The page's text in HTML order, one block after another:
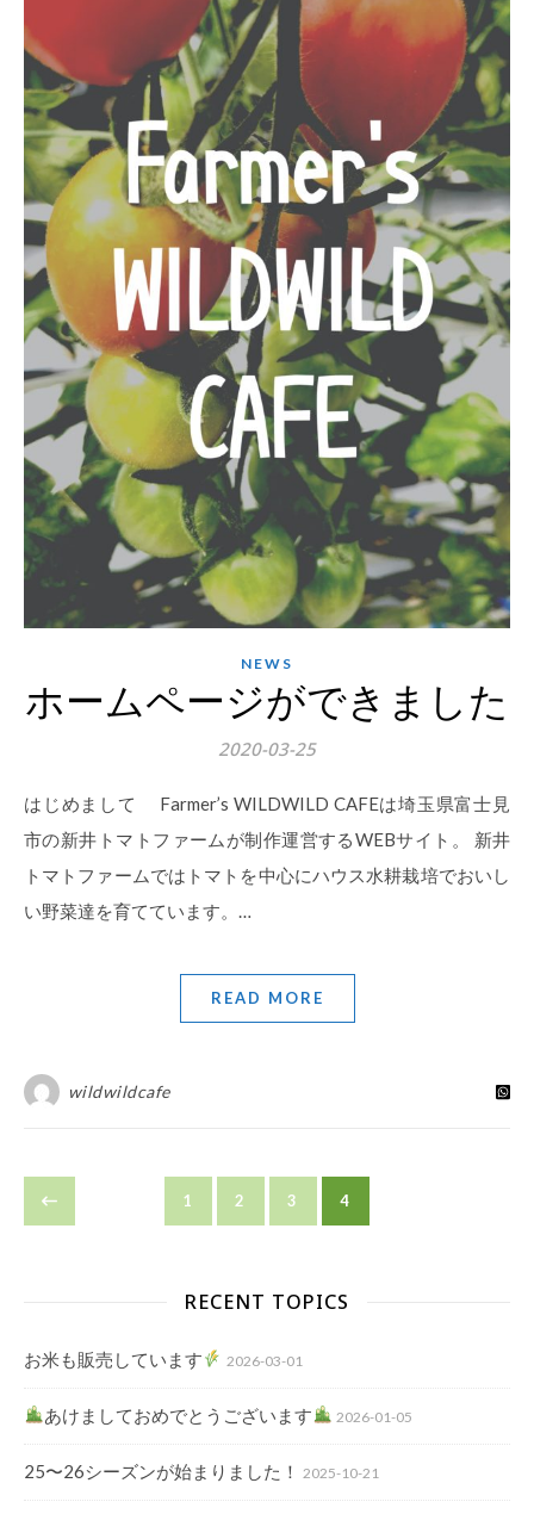
NEWS
ホームページができました
2020-03-25
はじめまして Farmer’s WILDWILD CAFEは埼玉県富士見
市の新井トマトファームが制作運営するWEBサイト。 新井
トマトファームではトマトを中心にハウス水耕栽培でおいし
い野菜達を育てています。…
READ MORE
wildwildcafe
1 2 3 4
RECENT TOPICS
お米も販売しています 2026-03-01
あけましておめでとうございます 2026-01-05
25〜26シーズンが始まりました！ 2025-10-21